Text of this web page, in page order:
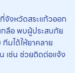
จังหวัดสระแก้วออก
กลือ พบผู้ประสบภัย
มได้ให้ยาคลาย
เช่น ช่วยติดต่อแจ้ง